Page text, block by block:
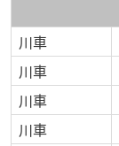
川車
川車
川車
川車